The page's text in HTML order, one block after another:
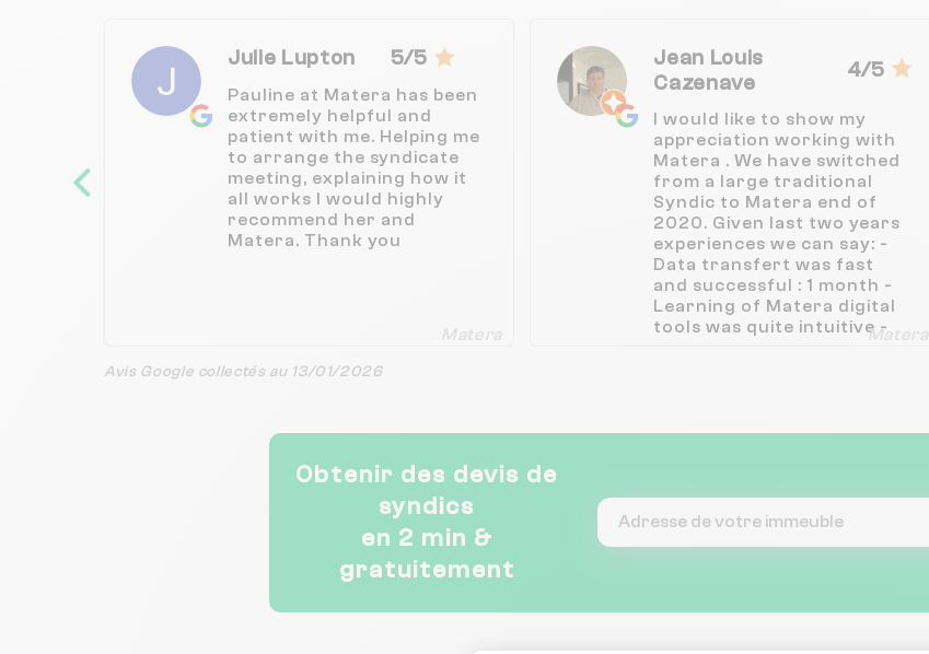
Julie Lupton 5/5
Pauline at Matera has been
extremely helpful and
patient with me. Helping me
to arrange the syndicate
meeting, explaining how it
all works I would highly
recommend her and
Matera. Thank you
Matera
Jean Louis
Cazenave
4/5
I would like to show my
appreciation working with
Matera . We have switched
from a large traditional
Syndic to Matera end of
2020. Given last two years
experiences we can say: -
Data transfert was fast
and successful : 1 month -
Learning of Matera digital
tools was quite intuitive -
is always available and
Legal assistance with
positive and measurable
available and
Matera
Avis Google collectés au 13/01/2026
Obtenir des devis de
syndics
en 2 min &
gratuitement